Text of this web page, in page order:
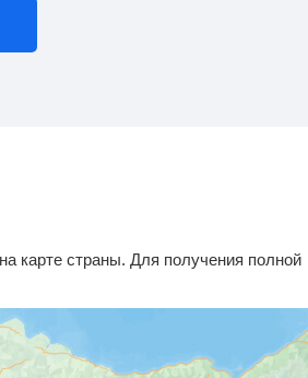
карте страны. Для получения полной